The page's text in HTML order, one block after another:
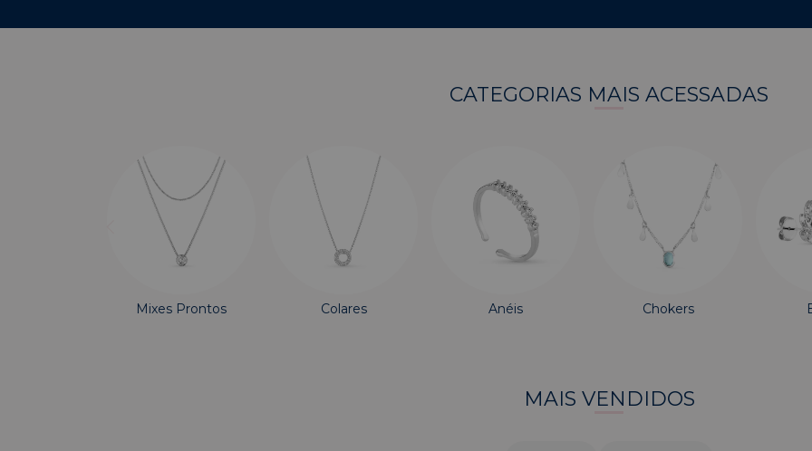
CATEGORIAS MAIS ACESSADAS
Mixes Prontos Colares Anéis Chokers
MAIS VENDIDOS